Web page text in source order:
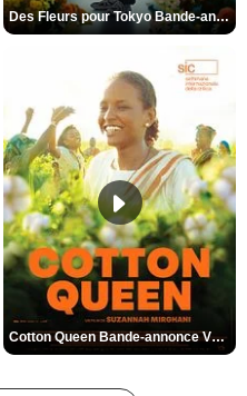
Des Fleurs pour Tokyo Bande-annonce VO STFR
Cotton Queen Bande-annonce VO STFR